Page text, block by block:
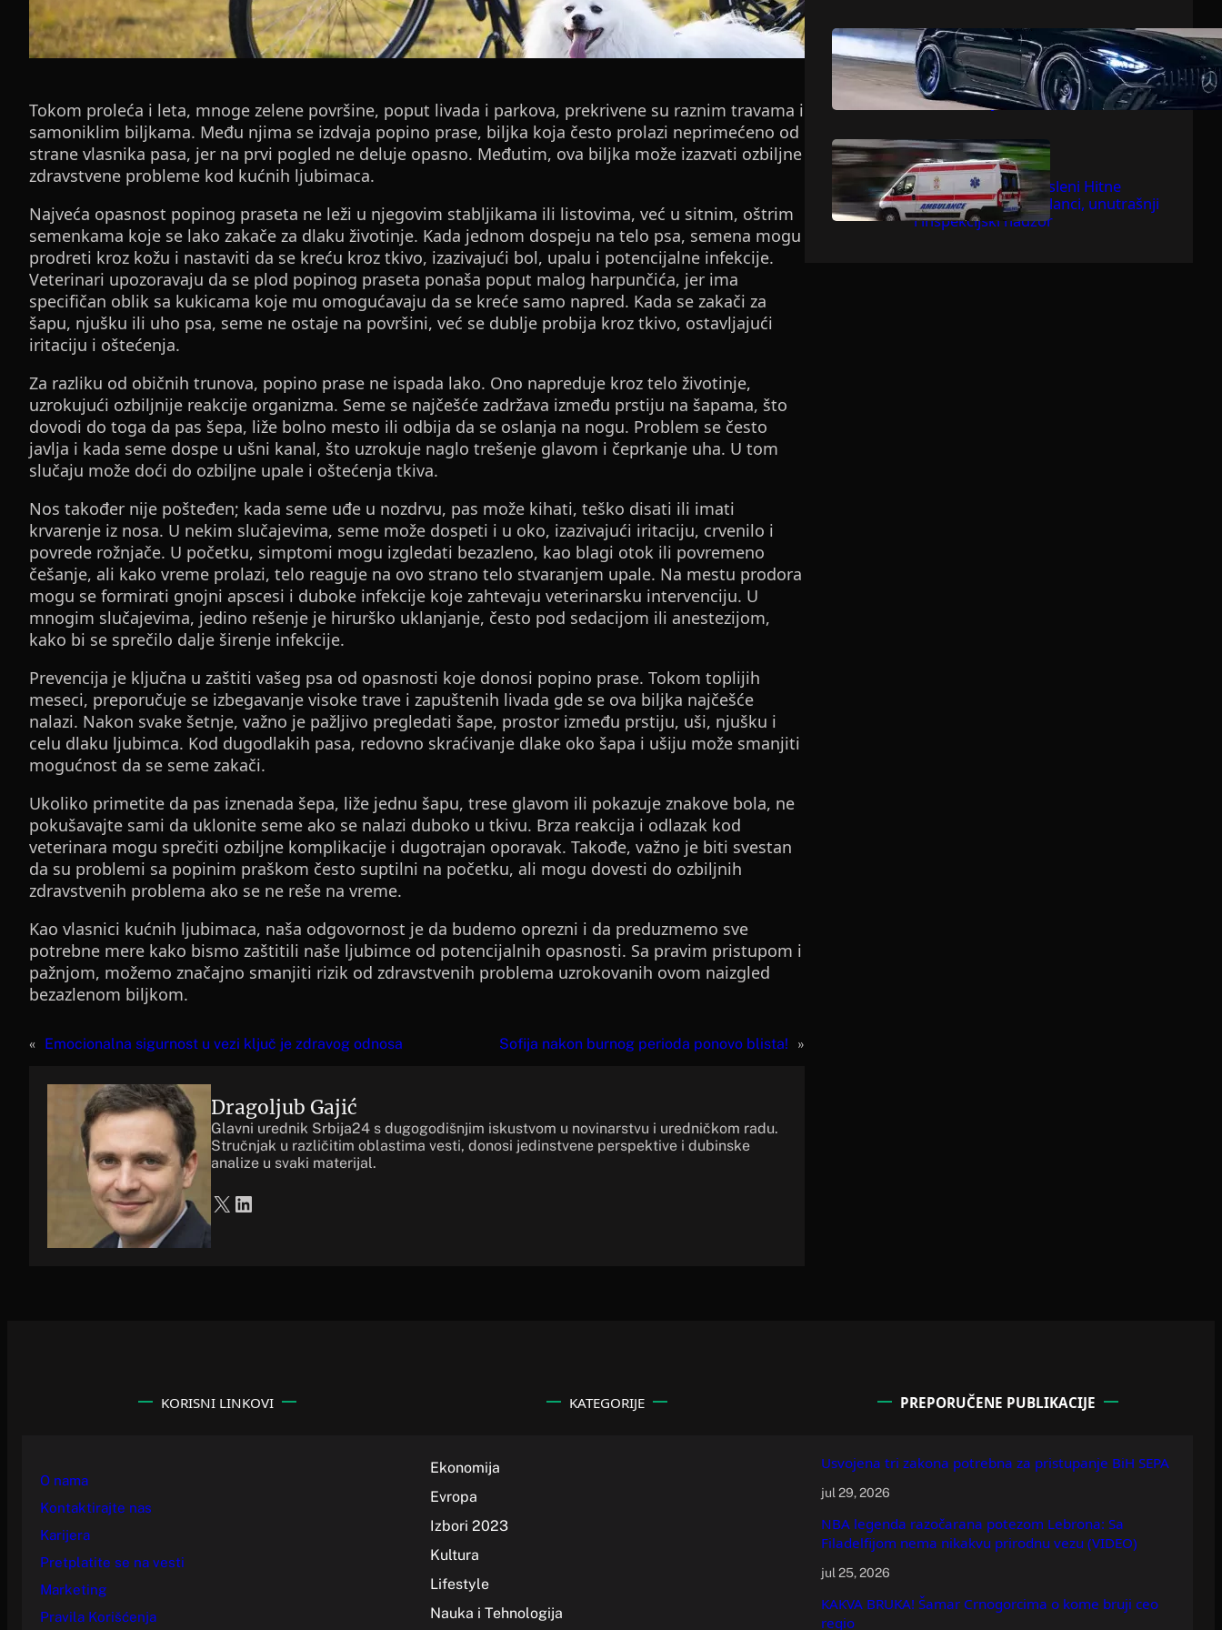
Tokom proleća i leta, mnoge zelene površine, poput livada i parkova, prekrivene su raznim travama i
samoniklim biljkama. Među njima se izdvaja popino prase, biljka koja često prolazi neprimećeno od
strane vlasnika pasa, jer na prvi pogled ne deluje opasno. Međutim, ova biljka može izazvati ozbiljne
zdravstvene probleme kod kućnih ljubimaca.
Najveća opasnost popinog praseta ne leži u njegovim stabljikama ili listovima, već u sitnim, oštrim
semenkama koje se lako zakače za dlaku životinje. Kada jednom dospeju na telo psa, semena mogu
prodreti kroz kožu i nastaviti da se kreću kroz tkivo, izazivajući bol, upalu i potencijalne infekcije.
Veterinari upozoravaju da se plod popinog praseta ponaša poput malog harpunčića, jer ima
specifičan oblik sa kukicama koje mu omogućavaju da se kreće samo napred. Kada se zakači za
šapu, njušku ili uho psa, seme ne ostaje na površini, već se dublje probija kroz tkivo, ostavljajući
iritaciju i oštećenja.
Za razliku od običnih trunova, popino prase ne ispada lako. Ono napreduje kroz telo životinje,
uzrokujući ozbiljnije reakcije organizma. Seme se najčešće zadržava između prstiju na šapama, što
dovodi do toga da pas šepa, liže bolno mesto ili odbija da se oslanja na nogu. Problem se često
javlja i kada seme dospe u ušni kanal, što uzrokuje naglo trešenje glavom i čeprkanje uha. U tom
slučaju može doći do ozbiljne upale i oštećenja tkiva.
Nos također nije pošteđen; kada seme uđe u nozdrvu, pas može kihati, teško disati ili imati
krvarenje iz nosa. U nekim slučajevima, seme može dospeti i u oko, izazivajući iritaciju, crvenilo i
povrede rožnjače. U početku, simptomi mogu izgledati bezazleno, kao blagi otok ili povremeno
češanje, ali kako vreme prolazi, telo reaguje na ovo strano telo stvaranjem upale. Na mestu prodora
mogu se formirati gnojni apscesi i duboke infekcije koje zahtevaju veterinarsku intervenciju. U
mnogim slučajevima, jedino rešenje je hirurško uklanjanje, često pod sedacijom ili anestezijom,
kako bi se sprečilo dalje širenje infekcije.
Prevencija je ključna u zaštiti vašeg psa od opasnosti koje donosi popino prase. Tokom toplijih
meseci, preporučuje se izbegavanje visoke trave i zapuštenih livada gde se ova biljka najčešće
nalazi. Nakon svake šetnje, važno je pažljivo pregledati šape, prostor između prstiju, uši, njušku i
celu dlaku ljubimca. Kod dugodlakih pasa, redovno skraćivanje dlake oko šapa i ušiju može smanjiti
mogućnost da se seme zakači.
Ukoliko primetite da pas iznenada šepa, liže jednu šapu, trese glavom ili pokazuje znakove bola, ne
pokušavajte sami da uklonite seme ako se nalazi duboko u tkivu. Brza reakcija i odlazak kod
veterinara mogu sprečiti ozbiljne komplikacije i dugotrajan oporavak. Takođe, važno je biti svestan
da su problemi sa popinim praškom često suptilni na početku, ali mogu dovesti do ozbiljnih
zdravstvenih problema ako se ne reše na vreme.
Kao vlasnici kućnih ljubimaca, naša odgovornost je da budemo oprezni i da preduzmemo sve
potrebne mere kako bismo zaštitili naše ljubimce od potencijalnih opasnosti. Sa pravim pristupom i
pažnjom, možemo značajno smanjiti rizik od zdravstvenih problema uzrokovanih ovom naizgled
bezazlenom biljkom.
« Emocionalna sigurnost u vezi ključ je zdravog odnosa Sofija nakon burnog perioda ponovo blista! »
Dragoljub Gajić
Glavni urednik Srbija24 s dugogodišnjim iskustvom u novinarstvu i uredničkom radu.
Stručnjak u različitim oblastima vesti, donosi jedinstvene perspektive i dubinske
analize u svaki materijal.
X LinkedIn
jul 9, 2026.Dragoljub Gajić
Mercedesova V8 zvijer ostavlja
konkurenciju bez daha
jul 9, 2026.Dragoljub Gajić
Suspendovani zaposleni Hitne
pomoći u Bačkoj Palanci, unutrašnji
i inspekcijski nadzor
KORISNI LINKOVI
O nama
Kontaktirajte nas
Karijera
Pretplatite se na vesti
Marketing
Pravila Korišćenja
KATEGORIJE
Ekonomija
Evropa
Izbori 2023
Kultura
Lifestyle
Nauka i Tehnologija
PREPORUČENE PUBLIKACIJE
Usvojena tri zakona potrebna za pristupanje BiH SEPA
jul 29, 2026
NBA legenda razočarana potezom Lebrona: Sa
Filadelfijom nema nikakvu prirodnu vezu (VIDEO)
jul 25, 2026
KAKVA BRUKA! Šamar Crnogorcima o kome bruji ceo
regio